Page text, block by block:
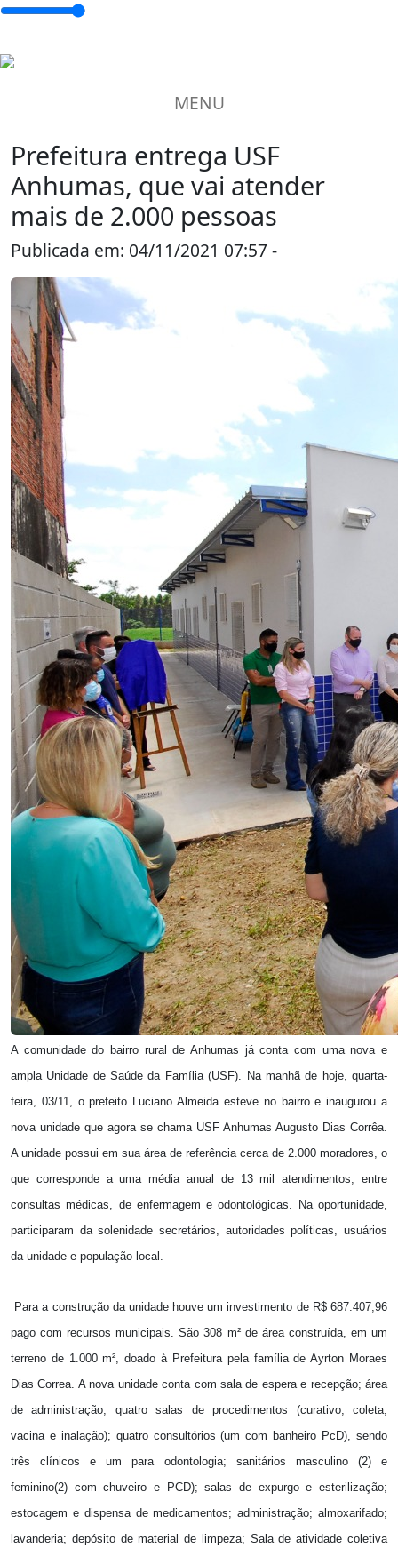
MENU
Prefeitura entrega USF
Anhumas, que vai atender
mais de 2.000 pessoas
Publicada em: 04/11/2021 07:57 -
A comunidade do bairro rural de Anhumas já conta com uma nova e
ampla Unidade de Saúde da Família (USF). Na manhã de hoje, quarta-
feira, 03/11, o prefeito Luciano Almeida esteve no bairro e inaugurou a
nova unidade que agora se chama USF Anhumas Augusto Dias Corrêa.
A unidade possui em sua área de referência cerca de 2.000 moradores, o
que corresponde a uma média anual de 13 mil atendimentos, entre
consultas médicas, de enfermagem e odontológicas. Na oportunidade,
participaram da solenidade secretários, autoridades políticas, usuários
da unidade e população local.
Para a construção da unidade houve um investimento de R$ 687.407,96
pago com recursos municipais. São 308 m² de área construída, em um
terreno de 1.000 m², doado à Prefeitura pela família de Ayrton Moraes
Dias Correa. A nova unidade conta com sala de espera e recepção; área
de administração; quatro salas de procedimentos (curativo, coleta,
vacina e inalação); quatro consultórios (um com banheiro PcD), sendo
três clínicos e um para odontologia; sanitários masculino (2) e
feminino(2) com chuveiro e PCD); salas de expurgo e esterilização;
estocagem e dispensa de medicamentos; administração; almoxarifado;
lavanderia; depósito de material de limpeza; Sala de atividade coletiva